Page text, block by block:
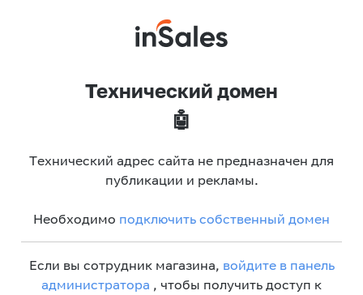
Технический домен
🤖
Технический адрес сайта не предназначен для
публикации и рекламы.
Необходимо подключить собственный домен
Если вы сотрудник магазина, войдите в панель
администратора , чтобы получить доступ к